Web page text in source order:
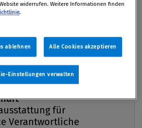
M.B.L, Mag. Andrea Pilecky
in Compliance Praxis
passt sich an, arbeitet
übersieht Dinge, die man
Praxis Premium
-
für
Verantwortliche
widerrufen. Weitere Informationen finden
.
ablehnen Alle Cookies akzeptieren
Einstellungen verwalten